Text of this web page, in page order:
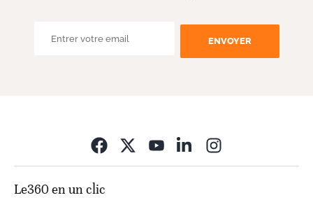
ENVOYER
Le360 en un clic